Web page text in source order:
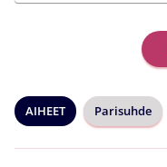
AIHEET Parisuhde